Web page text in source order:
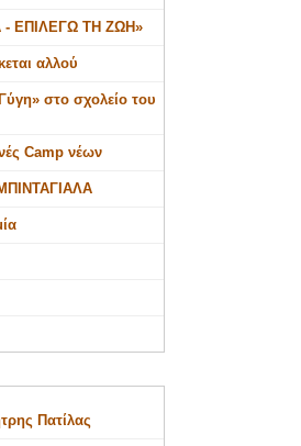
ΕΠΙΛΕΓΩ ΤΗ ΖΩΗ»
αλλού
στο σχολείο του
Camp νέων
Πατίλας